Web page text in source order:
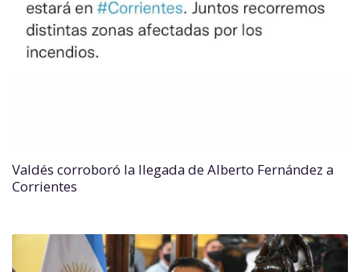
Valdés corroboró la llegada de Alberto Fernández a
Corrientes